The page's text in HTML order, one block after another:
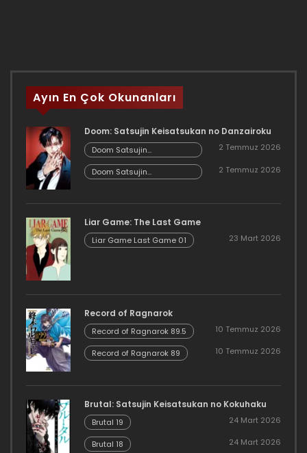
Ayın En Çok Okunanları
Doom: Satsujin Keisatsukan no Danzairoku
Doom Satsujin
Keisatsukan no
Danzairoku 06.02
2 Temmuz 2026
Doom Satsujin
Keisatsukan no
2 Temmuz 2026
Liar Game: The Last Game
Liar Game Last Game 01 23 Mart 2026
Record of Ragnarok
Record of Ragnarok 89.5 10 Temmuz 2026
Record of Ragnarok 89 10 Temmuz 2026
Brutal: Satsujin Keisatsukan no Kokuhaku
Brutal 19 24 Mart 2026
Brutal 18 24 Mart 2026